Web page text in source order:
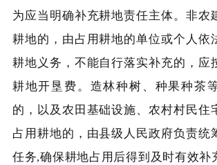
为应当明确补充耕地责任主体。非农
耕地的，由占用耕地的单位或个人依
耕地义务，不能自行落实补充的，应
耕地开垦费。造林种树、种果种茶
的，以及农田基础设施、农村村民住
占用耕地的，由县级人民政府负责统
任务,确保耕地占用后得到及时有效补